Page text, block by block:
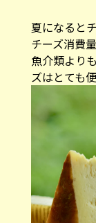
夏になると
チーズ消費
魚介類より
ズはとても